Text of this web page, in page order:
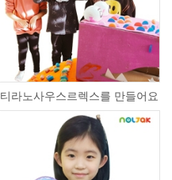
티라노사우스르렉스를 만들어요